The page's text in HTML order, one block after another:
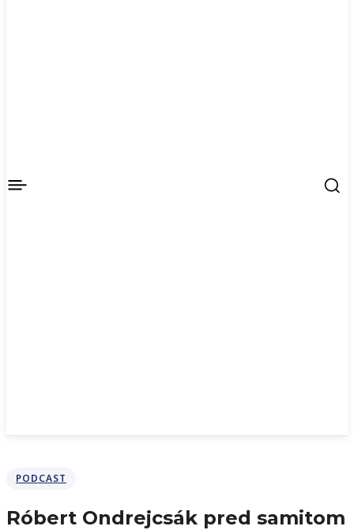
PODCAST
Róbert Ondrejcsák pred samitom